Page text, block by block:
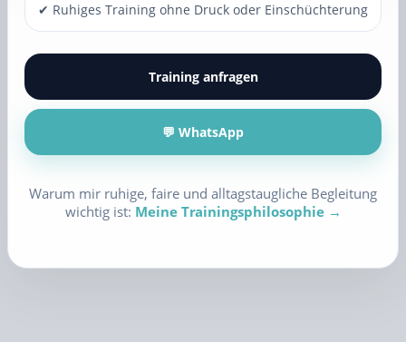
✔ Ruhiges Training ohne Druck oder Einschüchterung
Training anfragen
💬 WhatsApp
Warum mir ruhige, faire und alltagstaugliche Begleitung
wichtig ist: Meine Trainingsphilosophie →